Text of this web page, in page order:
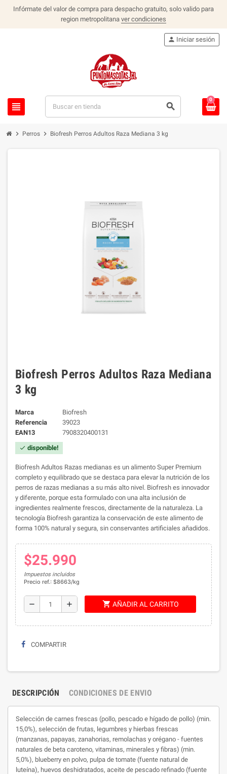
Infórmate del valor de compra para despacho gratuito, solo valido para
region metropolitana ver condiciones
view_headline search
person Iniciar sesión
0
chevron_right Perros chevron_right Biofresh Perros Adultos Raza Mediana 3 kg
Biofresh Perros Adultos Raza Mediana
3 kg
Marca
Biofresh
Referencia
39023
EAN13
7908320400131
check disponible!
Biofresh Adultos Razas medianas es un alimento Super Premium
completo y equilibrado que se destaca para elevar la nutrición de los
perros de razas medianas a su más alto nivel. Biofresh es innovador
y diferente, porque esta formulado con una alta inclusión de
ingredientes realmente frescos, directamente de la naturaleza. La
tecnología Biofresh garantiza la conservación de este alimento de
forma 100% natural y segura, sin conservantes artificiales añadidos.
$25.990
Impuestos incluidos
Precio ref.: $8663/kg
remove add shopping_cart AÑADIR AL CARRITO
COMPARTIR
DESCRIPCIÓN CONDICIONES DE ENVIO
Selección de carnes frescas (pollo, pescado e hígado de pollo) (min.
15,0%), selección de frutas, legumbres y hierbas frescas
(manzanas, papayas, zanahorias, remolachas y orégano - fuentes
naturales de beta caroteno, vitaminas, minerales y fibras) (min.
5,0%), blueberry en polvo, pulpa de tomate (fuente natural de
luteína), huevos deshidratados, aceite de pescado refinado (fuente